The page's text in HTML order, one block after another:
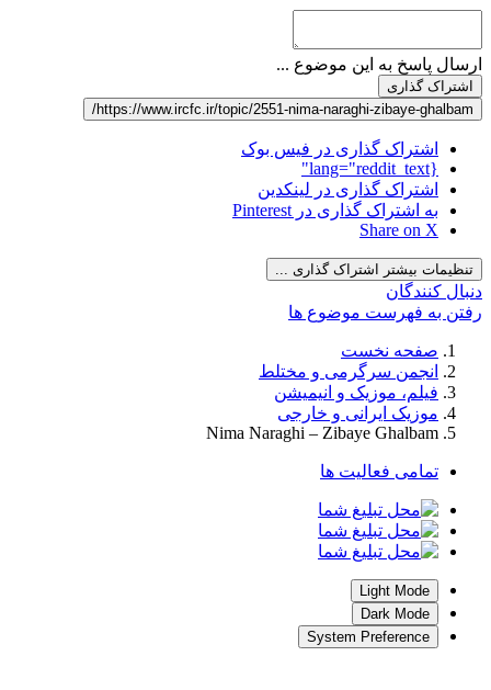
ارسال پاسخ به این موضوع ...
اشتراک گذاری
https://www.ircfc.ir/topic/2551-nima-naraghi-zibaye-ghalbam/
اشتراک گذاری در فیس بوک
{lang="reddit_text"
اشتراک گذاری در لینکدین
به اشتراک گذاری در Pinterest
Share on X
تنظیمات بیشتر اشتراک گذاری ...
دنبال کنندگان
رفتن به فهرست موضوع ها
صفحه نخست
انجمن سرگرمی و مختلط
فیلم، موزیک و انیمیشن
موزیک ایرانی و خارجی
Nima Naraghi – Zibaye Ghalbam
تمامی فعالیت ها
Light Mode
Dark Mode
System Preference